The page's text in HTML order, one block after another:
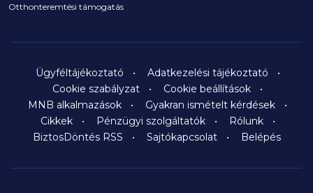
Otthonteremtési támogatás
Ügyféltájékoztató
Adatkezelési tájékoztató
Cookie szabályzat
Cookie beállítások
MNB alkalmazások
Gyakran ismételt kérdések
Cikkek
Pénzügyi szolgáltatók
Rólunk
BiztosDöntés RSS
Sajtókapcsolat Belépés